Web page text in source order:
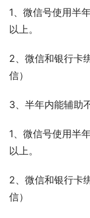
1、微信号使用半
以上。
2、微信和银行卡
信）
3、半年内能辅助
1、微信号使用半
以上。
2、微信和银行卡
信）